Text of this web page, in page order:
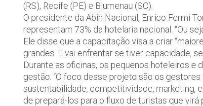
(RS), Recife (PE) e Blumenau (SC).
O presidente da Abih Nacional, Enrico Fermi
representam 73% da hotelaria nacional. “Ou
Ele disse que a capacitação visa a criar
grandes. E vai enfrentar se tiver capacidade,
Durante as oficinas, os pequenos hoteleiros
gestão. “O foco desse projeto são os
sustentabilidade, competitividade, marketing,
de prepará-los para o fluxo de turistas que